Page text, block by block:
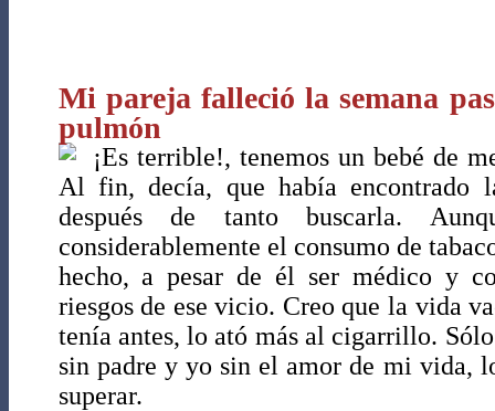
Mi pareja falleció la semana
pulmón
¡Es terrible!, tenemos un bebé de
Al fin, decía, que había encontrado
después de tanto buscarla.
considerablemente el consumo de
hecho, a pesar de él ser médico y
riesgos de ese vicio. Creo que la vida
tenía antes, lo ató más al cigarrillo.
sin padre y yo sin el amor de mi vida,
superar.